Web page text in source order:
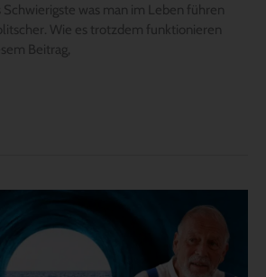
Schwierigste was man im Leben führen
Wie es trotzdem funktionieren
Beitrag,